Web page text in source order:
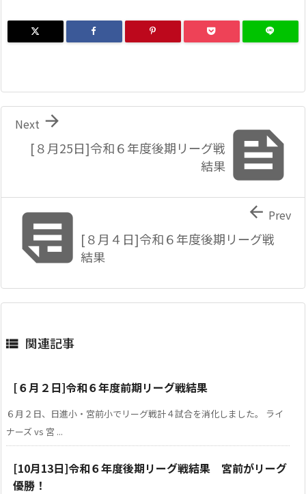

[８月25日]令和６年度後期リーグ戦
結果

Next
[８月４日]令和６年度後期リーグ戦
結果
 Prev
 関連記事
[６月２日]令和６年度前期リーグ戦結果
６月２日、日進小・宮前小でリーグ戦計４試合を消化しました。 ライ
ナーズ vs 宮 ...
[10月13日]令和６年度後期リーグ戦結果 宮前がリーグ
優勝！